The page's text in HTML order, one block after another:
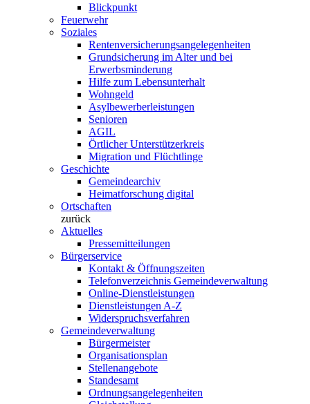
Blickpunkt
Feuerwehr
Soziales
Rentenversicherungsangelegenheiten
Grundsicherung im Alter und bei
Erwerbsminderung
Hilfe zum Lebensunterhalt
Wohngeld
Asylbewerberleistungen
Senioren
AGIL
Örtlicher Unterstützerkreis
Migration und Flüchtlinge
Geschichte
Gemeindearchiv
Heimatforschung digital
Ortschaften
zurück
Aktuelles
Pressemitteilungen
Bürgerservice
Kontakt & Öffnungszeiten
Telefonverzeichnis Gemeindeverwaltung
Online-Dienstleistungen
Dienstleistungen A-Z
Widerspruchsverfahren
Gemeindeverwaltung
Bürgermeister
Organisationsplan
Stellenangebote
Standesamt
Ordnungsangelegenheiten